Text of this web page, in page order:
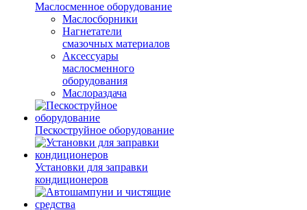
Маслосменное оборудование
Маслосборники
Нагнетатели
смазочных материалов
Аксессуары
маслосменного
оборудования
Маслораздача
Пескоструйное оборудование
Установки для заправки
кондиционеров